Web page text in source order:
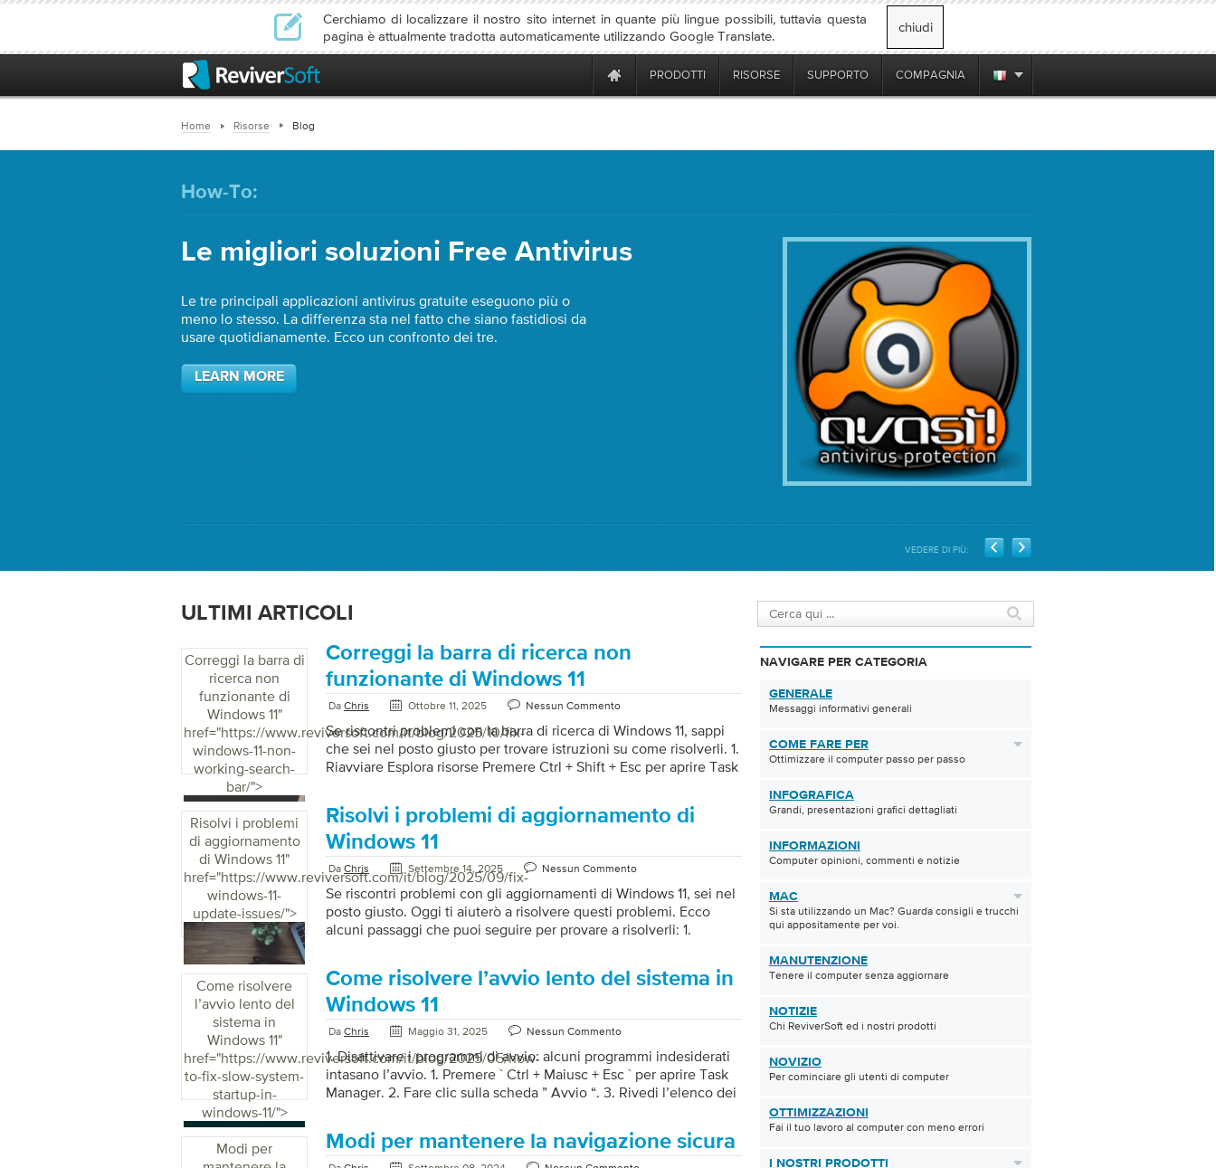
Cerchiamo di localizzare il nostro sito internet in quante più lingue possibili, tuttavia questa
pagina è attualmente tradotta automaticamente utilizzando Google Translate.
chiudi
PRODOTTI RISORSE SUPPORTO COMPAGNIA
Home Risorse Blog
How-To:
Le migliori soluzioni Free Antivirus
Le tre principali applicazioni antivirus gratuite eseguono più o
meno lo stesso. La differenza sta nel fatto che siano fastidiosi da
usare quotidianamente. Ecco un confronto dei tre.
LEARN MORE
VEDERE DI PIÙ:
ULTIMI ARTICOLI
Correggi la barra di
ricerca non
funzionante di
Windows 11"
href="https://www.reviversoft.com/it/blog/2025/10/fix-
windows-11-non-
working-search-
bar/">
Correggi la barra di ricerca non
funzionante di Windows 11
Da Chris Ottobre 11, 2025 Nessun Commento
Se riscontri problemi con la barra di ricerca di Windows 11, sappi
che sei nel posto giusto per trovare istruzioni su come risolverli. 1.
Riavviare Esplora risorse Premere Ctrl + Shift + Esc per aprire Task
con il tasto destro del mouse e selezionare Riavvia. 2. Eseguire lo
strumento di risoluzione dei problemi di ricerca e indicizzazione
Premi Windows + I per aprire Impostazioni. Vai su Sistema >
Risoluzione dei problemi > Altri strumenti per la risoluzione dei
problemi . […]
Risolvi i problemi
di aggiornamento
di Windows 11"
href="https://www.reviversoft.com/it/blog/2025/09/fix-
windows-11-
update-issues/">
Risolvi i problemi di aggiornamento di
Windows 11
Da Chris Settembre 14, 2025 Nessun Commento
Se riscontri problemi con gli aggiornamenti di Windows 11, sei nel
posto giusto. Oggi ti aiuterò a risolvere questi problemi. Ecco
alcuni passaggi che puoi seguire per provare a risolverli: 1.
sia connesso a Internet. Una connessione stabile è essenziale per
scaricare gli aggiornamenti. 2. Riavvia il PC : A volte un semplice
riavvio può risolvere problemi temporanei. 3. Eseguire lo
strumento di risoluzione dei problemi di Windows Update : Vai su
Impostazioni > Sistema > Risoluzione problemi > Altri […]
Come risolvere
l’avvio lento del
sistema in
Windows 11"
href="https://www.reviversoft.com/it/blog/2025/05/how-
to-fix-slow-system-
startup-in-
windows-11/">
Come risolvere l’avvio lento del sistema in
Windows 11
Da Chris Maggio 31, 2025 Nessun Commento
1. Disattivare i programmi di avvio: alcuni programmi indesiderati
intasano l’avvio. 1. Premere ` Ctrl + Maiusc + Esc ` per aprire Task
Manager. 2. Fare clic sulla scheda ” Avvio “. 3. Rivedi l’elenco dei
clic con il pulsante destro del mouse e selezionando ” Disabilita “.
2. Controlla gli aggiornamenti: controllare regolarmente Windows
Update è utile per il tuo sistema. 1. Vai su ` Impostazioni` . 2.
Modi per
Modi per mantenere la navigazione sicura
NAVIGARE PER CATEGORIA
GENERALE
Messaggi informativi generali
COME FARE PER
Ottimizzare il computer passo per passo
INFOGRAFICA
Grandi, presentazioni grafici dettagliati
INFORMAZIONI
Computer opinioni, commenti e notizie
MAC
Si sta utilizzando un Mac? Guarda consigli e trucchi
qui appositamente per voi.
MANUTENZIONE
Tenere il computer senza aggiornare
NOTIZIE
Chi ReviverSoft ed i nostri prodotti
NOVIZIO
Per cominciare gli utenti di computer
OTTIMIZZAZIONI
Fai il tuo lavoro al computer con meno errori
I NOSTRI PRODOTTI